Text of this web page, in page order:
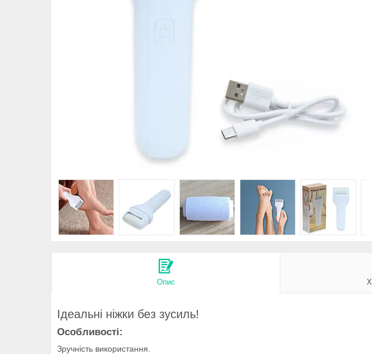
Опис
Ідеальні ніжки без зусиль!
Особливості:
Зручність використання.